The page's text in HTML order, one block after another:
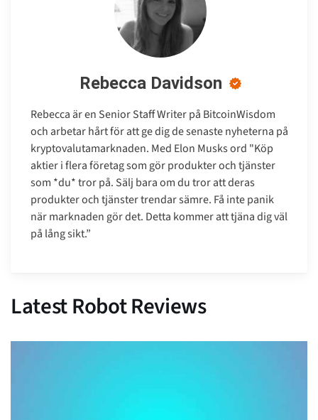
Rebecca Davidson
Rebecca är en Senior Staff Writer på BitcoinWisdom
och arbetar hårt för att ge dig de senaste nyheterna på
kryptovalutamarknaden. Med Elon Musks ord "Köp
aktier i flera företag som gör produkter och tjänster
som *du* tror på. Sälj bara om du tror att deras
produkter och tjänster trendar sämre. Få inte panik
när marknaden gör det. Detta kommer att tjäna dig väl
på lång sikt.”
Latest Robot Reviews